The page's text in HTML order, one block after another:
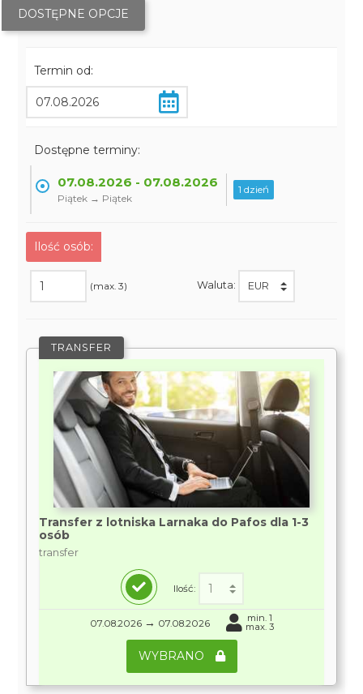
DOSTĘPNE OPCJE
Termin od:
Dostępne terminy:
07.08.2026 - 07.08.2026
Piątek → Piątek
1 dzień
Ilość osób:
(max. 3) Waluta:
TRANSFER
Transfer z lotniska Larnaka do Pafos dla 1-3
osób
transfer
Ilość:
07.08.2026 → 07.08.2026 min. 1
max. 3
WYBRANO